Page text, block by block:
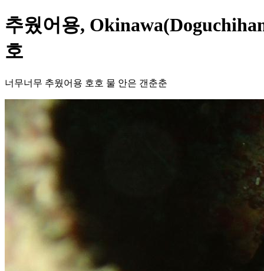
추웠어용,
호
너무너무 추웠어용 호호 물 안은 갠춘춘